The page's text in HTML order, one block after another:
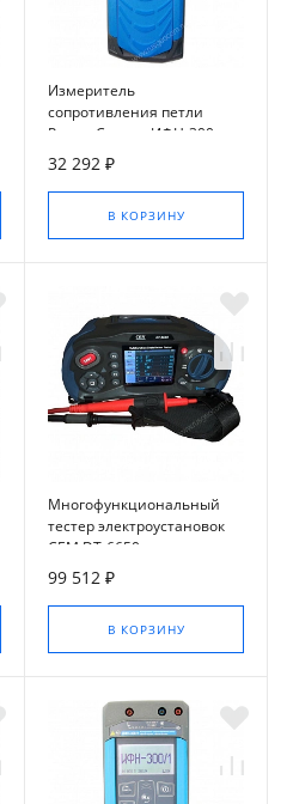
Измеритель
сопротивления петли
Радио-Сервис ИФН-300 с
поверкой
32 292 ₽
В КОРЗИНУ
Многофункциональный
тестер электроустановок
CEM DT-6650
99 512 ₽
В КОРЗИНУ